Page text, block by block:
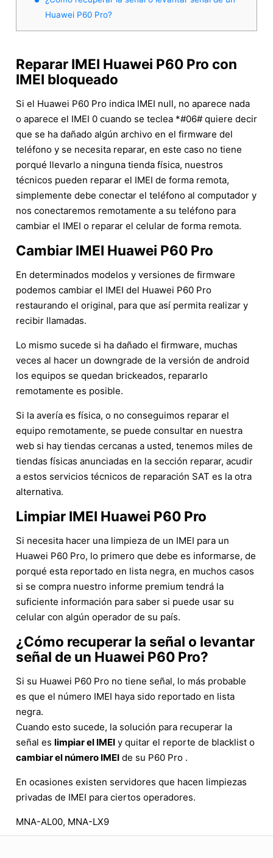
Huawei P60 Pro?
Reparar IMEI Huawei P60 Pro con
IMEI bloqueado
Si el Huawei P60 Pro indica IMEI null, no aparece nada
o aparece el IMEI 0 cuando se teclea *#06# quiere decir
que se ha dañado algún archivo en el firmware del
teléfono y se necesita reparar, en este caso no tiene
porqué llevarlo a ninguna tienda física, nuestros
técnicos pueden reparar el IMEI de forma remota,
simplemente debe conectar el teléfono al computador y
nos conectaremos remotamente a su teléfono para
cambiar el IMEI o reparar el celular de forma remota.
Cambiar IMEI Huawei P60 Pro
En determinados modelos y versiones de firmware
podemos cambiar el IMEI del Huawei P60 Pro
restaurando el original, para que así permita realizar y
recibir llamadas.
Lo mismo sucede si ha dañado el firmware, muchas
veces al hacer un downgrade de la versión de android
los equipos se quedan brickeados, repararlo
remotamente es posible.
Si la avería es física, o no conseguimos reparar el
equipo remotamente, se puede consultar en nuestra
web si hay tiendas cercanas a usted, tenemos miles de
tiendas físicas anunciadas en la sección reparar, acudir
a estos servicios técnicos de reparación SAT es la otra
alternativa.
Limpiar IMEI Huawei P60 Pro
Si necesita hacer una limpieza de un IMEI para un
Huawei P60 Pro, lo primero que debe es informarse, de
porqué esta reportado en lista negra, en muchos casos
si se compra nuestro informe premium tendrá la
suficiente información para saber si puede usar su
celular con algún operador de su país.
¿Cómo recuperar la señal o levantar
señal de un Huawei P60 Pro?
Si su Huawei P60 Pro no tiene señal, lo más probable
es que el número IMEI haya sido reportado en lista
negra.
Cuando esto sucede, la solución para recuperar la
señal es limpiar el IMEI y quitar el reporte de blacklist o
cambiar el número IMEI de su P60 Pro .
En ocasiones existen servidores que hacen limpiezas
privadas de IMEI para ciertos operadores.
MNA-AL00, MNA-LX9